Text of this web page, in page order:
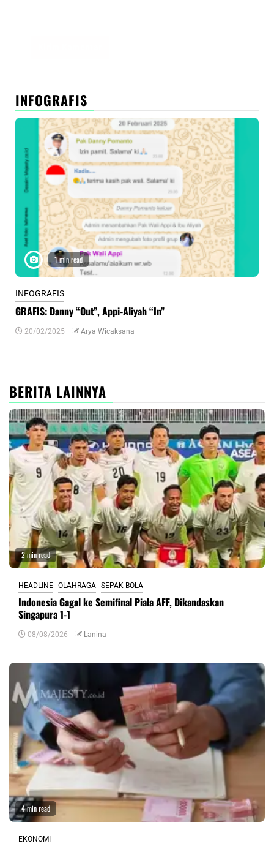
INFOGRAFIS
1 min read
INFOGRAFIS
GRAFIS: Danny “Out”, Appi-Aliyah “In”
20/02/2025 Arya Wicaksana
BERITA LAINNYA
2 min read
HEADLINE OLAHRAGA SEPAK BOLA
Indonesia Gagal ke Semifinal Piala AFF, Dikandaskan
Singapura 1-1
08/08/2026 Lanina
4 min read
EKONOMI